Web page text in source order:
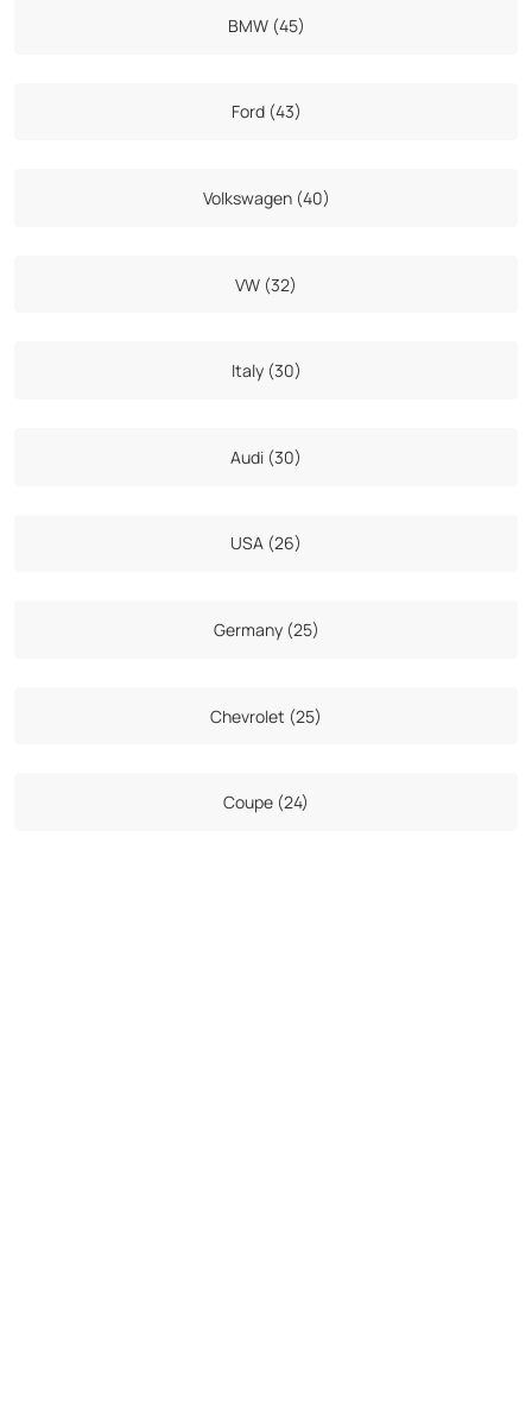
BMW (45)
Ford (43)
Volkswagen (40)
VW (32)
Italy (30)
Audi (30)
USA (26)
Germany (25)
Chevrolet (25)
Coupe (24)